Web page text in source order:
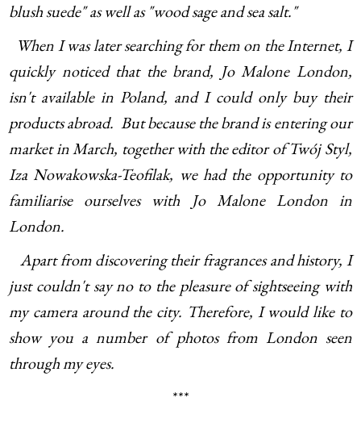
blush suede" as well as "wood sage and sea salt."
When I was later searching for them on the Internet, I
quickly noticed that the brand, Jo Malone London,
isn't available in Poland, and I could only buy their
products abroad. But because the brand is entering our
market in March, together with the editor of Twój Styl,
Iza Nowakowska-Teofilak, we had the opportunity to
familiarise ourselves with Jo Malone London in
London.
Apart from discovering their fragrances and history, I
just couldn't say no to the pleasure of sightseeing with
my camera around the city. Therefore, I would like to
show you a number of photos from London seen
through my eyes.
***